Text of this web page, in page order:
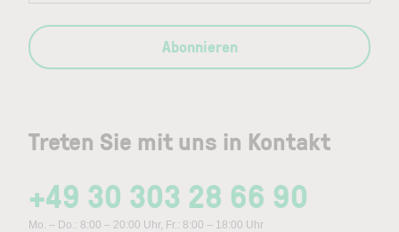
Treten Sie mit uns in Kontakt
+49 30 303 28 66 90
Mo. – Do.: 8:00 – 20:00 Uhr, Fr.: 8:00 – 18:00 Uhr
Abonnieren